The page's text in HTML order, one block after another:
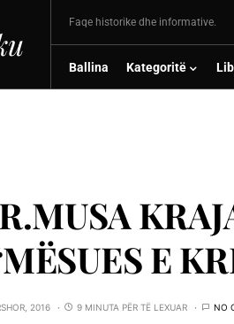
Faqe historike dhe informative.
Ballina Kategoritë
E
2016 9 MINUTA PËR TË LEXUAR NO